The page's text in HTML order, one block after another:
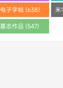
电子字帖 (638) 米
墓志作品 (547)